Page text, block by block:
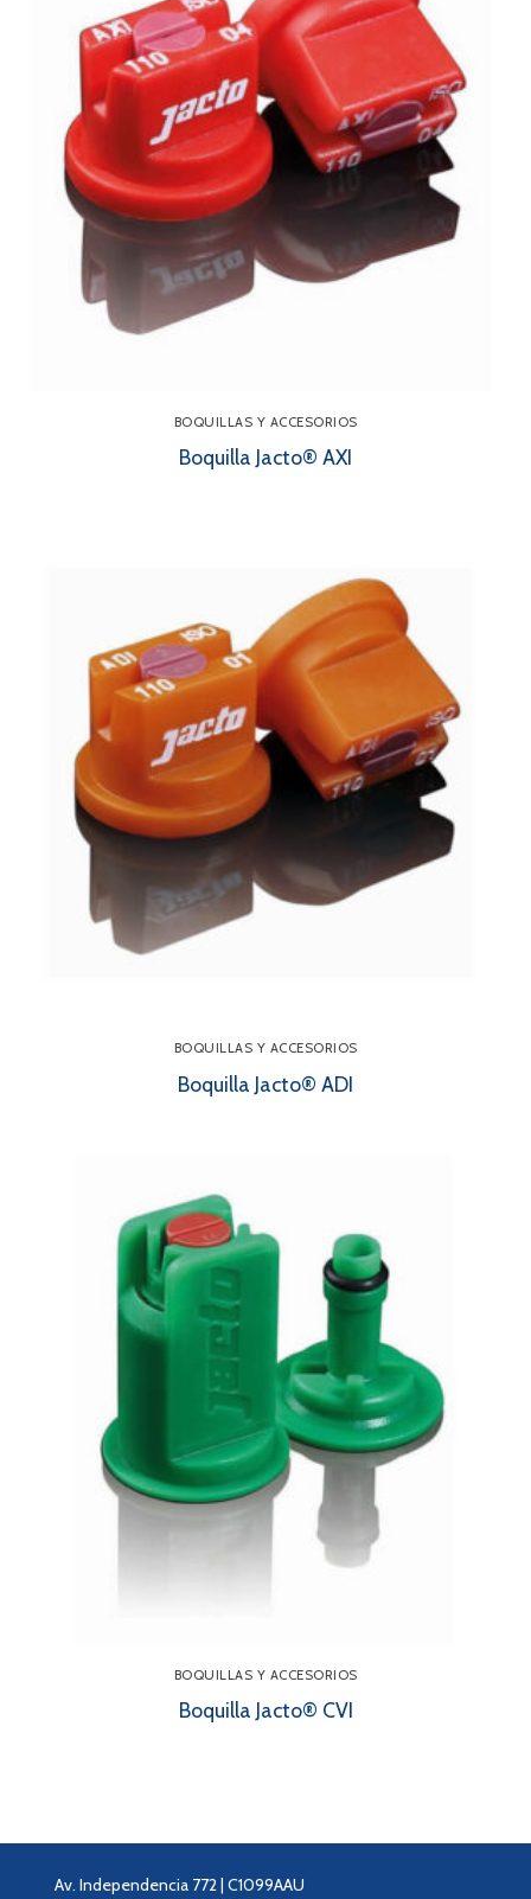
BOQUILLAS Y ACCESORIOS
Boquilla Jacto® AXI
BOQUILLAS Y ACCESORIOS
Boquilla Jacto® ADI
BOQUILLAS Y ACCESORIOS
Boquilla Jacto® CVI
Av. Independencia 772 | C1099AAU